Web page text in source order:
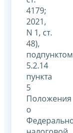
4179;
2021,
N 1, ст.
48),
подпунктом
5.2.14
пункта
5
Положения
о